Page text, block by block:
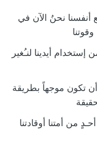
نحنُ الآن في
إستخدام أيدينا لنـُغير
تكون موجهاً بطريقة
من أمتنا أوقادتنا